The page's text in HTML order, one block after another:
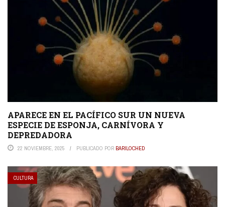
APARECE EN EL PACÍFICO SUR UN NUEVA
ESPECIE DE ESPONJA, CARNÍVORA Y
DEPREDADORA
22 NOVIEMBRE, 2025 PUBLICADO POR BARILOCHED
CULTURA